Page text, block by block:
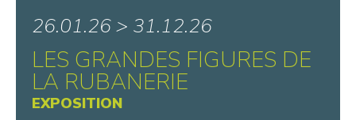
26.01.26 > 31.12.26
LES GRANDES FIGURES DE
LA RUBANERIE
EXPOSITION